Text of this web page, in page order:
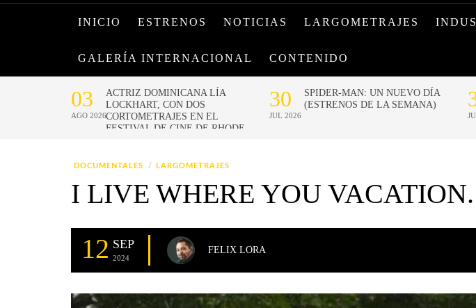
INICIO ESTRENOS NOTICIAS LARGOMETRAJES
GALERÍA INTERNACIONAL CONTENIDO
DOCUMENTALES LARGOMETRAJES
I LIVE WHERE YOU
12 SEP
2024
FELIX LORA